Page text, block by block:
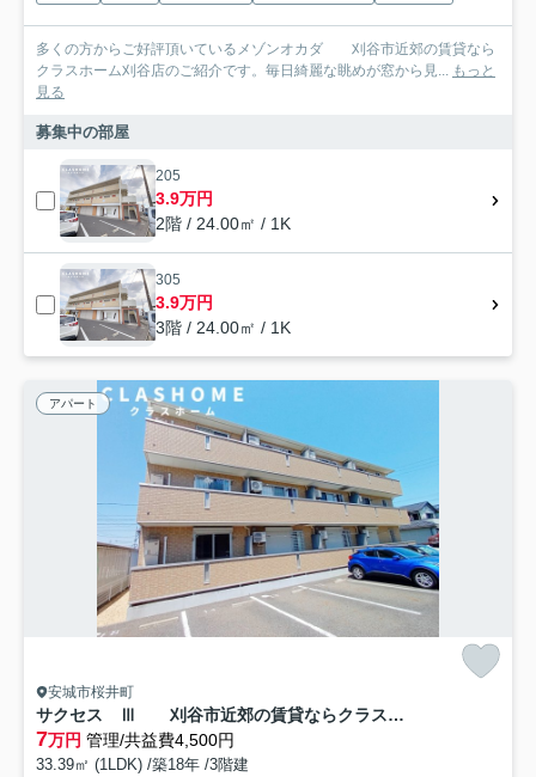
多くの方からご好評頂いているメゾンオカダ 刈谷市近郊の賃貸なら
クラスホーム刈谷店のご紹介です。毎日綺麗な眺めが窓から見... もっと
見る
募集中の部屋
205
3.9万円
2階 / 24.00㎡ / 1K
305
3.9万円
3階 / 24.00㎡ / 1K
アパート
安城市桜井町
サクセス Ⅲ 刈谷市近郊の賃貸ならクラスホーム刈谷店
7万円 管理/共益費4,500円
33.39㎡ (1LDK) /築18年 /3階建